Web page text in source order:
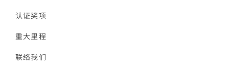
认证奖项
重大里程
联络我们